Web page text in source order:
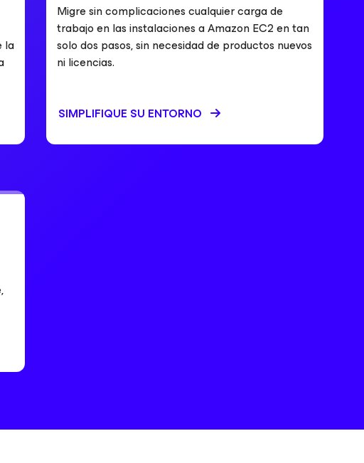
la
Migre sin complicaciones cualquier carga de
trabajo en las instalaciones a Amazon EC2 en tan
solo dos pasos, sin necesidad de productos nuevos
ni licencias.
SIMPLIFIQUE SU ENTORNO